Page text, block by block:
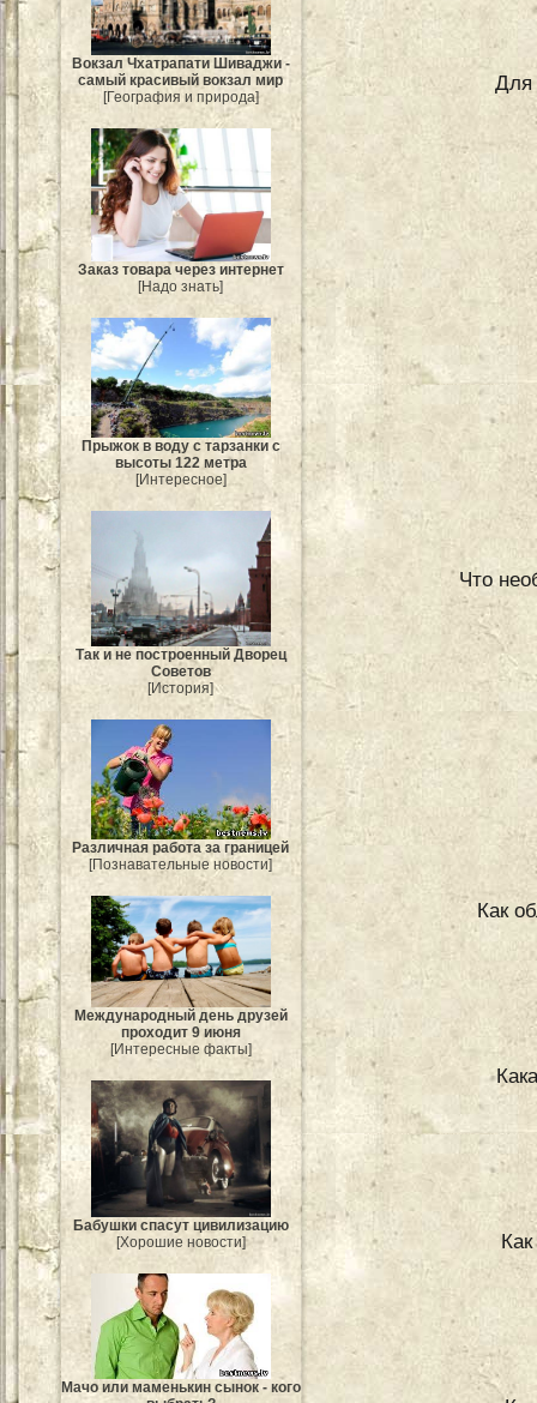
Вокзал Чхатрапати Шиваджи -
самый красивый вокзал мир
[География и природа]
Заказ товара через интернет
[Надо знать]
Прыжок в воду с тарзанки с
высоты 122 метра
[Интересное]
Так и не построенный Дворец
Советов
[История]
Различная работа за границей
[Познавательные новости]
Международный день друзей
проходит 9 июня
[Интересные факты]
Бабушки спасут цивилизацию
[Хорошие новости]
Мачо или маменькин сынок - кого
Для
Что
Как